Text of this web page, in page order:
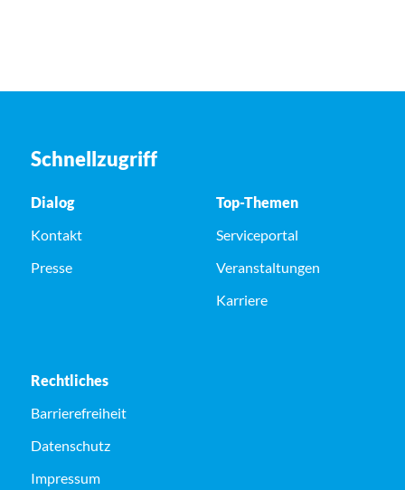
Schnellzugriff
Dialog
Kontakt
Presse
Top-Themen
Serviceportal
Veranstaltungen
Karriere
Rechtliches
Barrierefreiheit
Datenschutz
Impressum